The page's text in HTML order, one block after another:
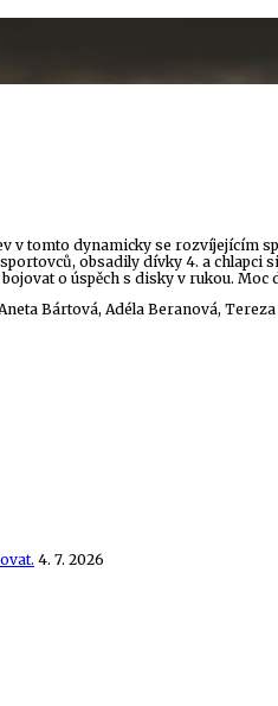
tomto dynamicky se rozvíjejícím
obsadily dívky 4. a
o úspěch s disky v rukou.
Bártová, Adéla Beranová,
4. 7. 2026